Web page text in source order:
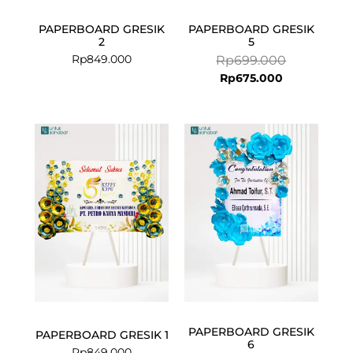
PAPERBOARD GRESIK
2
Rp849.000
PAPERBOARD GRESIK
5
Rp699.000
Rp675.000
PAPERBOARD GRESIK 1
PAPERBOARD GRESIK
6
price
was:
Rp699.000.
Current
price
is:
Rp675.000.